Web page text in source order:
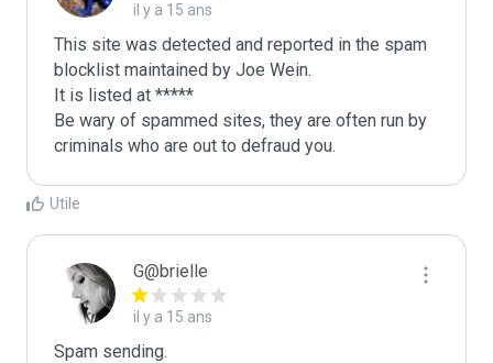
il y a 15 ans
This site was detected and reported in the spam
blocklist maintained by Joe Wein.
It is listed at *****
Be wary of spammed sites, they are often run by
criminals who are out to defraud you.
Utile
G@brielle
il y a 15 ans
Spam sending.